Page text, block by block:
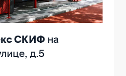
СКИФ на
д.5